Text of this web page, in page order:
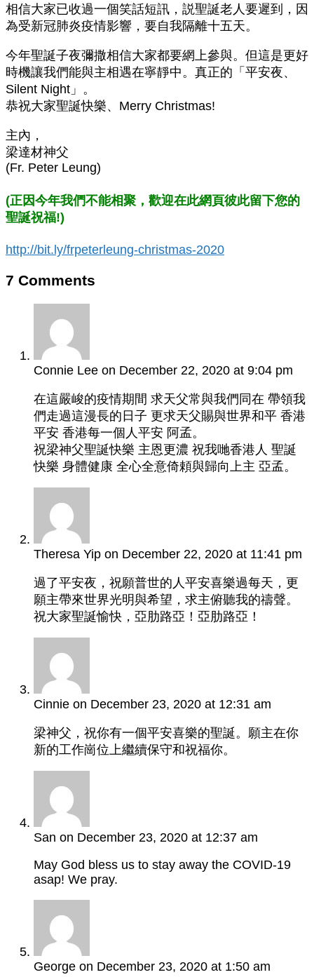
相信大家已收過一個笑話短訊，説聖誕老人要遲到，因
為受新冠肺炎疫情影響，要自我隔離十五天。
今年聖誕子夜彌撒相信大家都要網上參與。但這是更好
時機讓我們能與主相遇在寧靜中。真正的「平安夜、
Silent Night」。
恭祝大家聖誕快樂、Merry Christmas!
主內，
梁達材神父
(Fr. Peter Leung)
(正因今年我們不能相聚，歡迎在此網頁彼此留下您的
聖誕祝福!)
http://bit.ly/frpeterleung-christmas-2020
7 Comments
Connie Lee on December 22, 2020 at 9:04 pm
在這嚴峻的疫情期間 求天父常與我們同在 帶領我
們走過這漫長的日子 更求天父賜與世界和平 香港
平安 香港每一個人平安 阿孟。
祝梁神父聖誕快樂 主恩更濃 祝我哋香港人 聖誕
快樂 身體健康 全心全意倚頼與歸向上主 亞孟。
Theresa Yip on December 22, 2020 at 11:41 pm
過了平安夜，祝願普世的人平安喜樂過每天，更
願主帶來世界光明與希望，求主俯聽我的禱聲。
祝大家聖誕愉快，亞肋路亞！亞肋路亞！
Cinnie on December 23, 2020 at 12:31 am
梁神父，祝你有一個平安喜樂的聖誕。願主在你
新的工作崗位上繼續保守和祝福你。
San on December 23, 2020 at 12:37 am
May God bless us to stay away the COVID-19
asap! We pray.
George on December 23, 2020 at 1:50 am